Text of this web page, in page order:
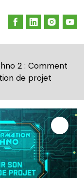
2 : Comment
de projet